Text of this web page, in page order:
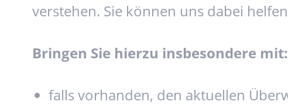
verstehen. Sie können uns dabei
Bringen Sie hierzu insbesondere mit:
falls vorhanden, den aktuellen